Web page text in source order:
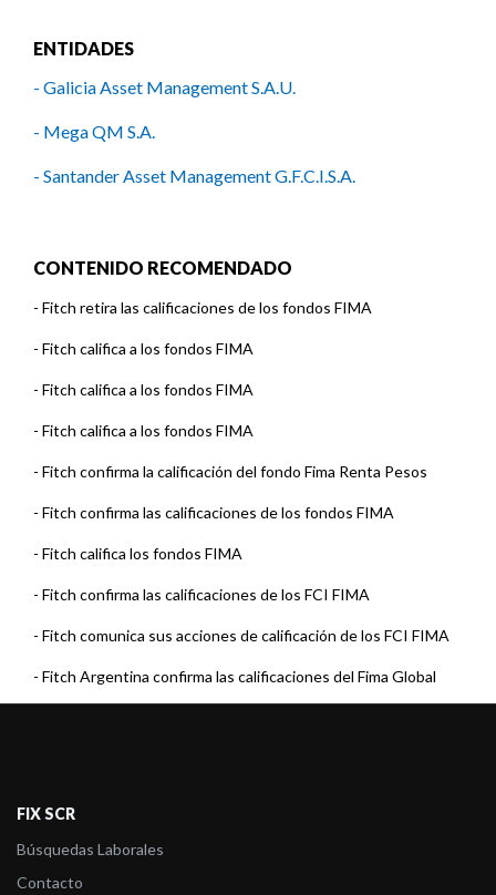
ENTIDADES
- Galicia Asset Management S.A.U.
- Mega QM S.A.
- Santander Asset Management G.F.C.I.S.A.
CONTENIDO RECOMENDADO
- Fitch retira las calificaciones de los fondos FIMA
- Fitch califica a los fondos FIMA
- Fitch califica a los fondos FIMA
- Fitch califica a los fondos FIMA
- Fitch confirma la calificación del fondo Fima Renta Pesos
- Fitch confirma las calificaciones de los fondos FIMA
- Fitch califica los fondos FIMA
- Fitch confirma las calificaciones de los FCI FIMA
- Fitch comunica sus acciones de calificación de los FCI FIMA
- Fitch Argentina confirma las calificaciones del Fima Global
Assets, Fima Ob ...
-Fitch Argentina asigna la calificación A(arg) al FCI Fima Mix Plus
-Fitch Argentina comunica sus acciones de calificación sobre
los Fondos Comu ...
FIX SCR
Búsquedas Laborales
Contacto